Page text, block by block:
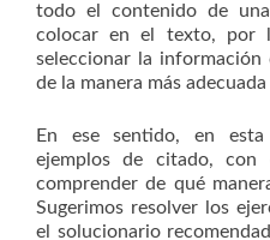
todo el contenido de
colocar en el texto, por
seleccionar la información
de la manera más
En ese sentido, en esta
ejemplos de citado,
comprender de qué
Sugerimos resolver los
el solucionario